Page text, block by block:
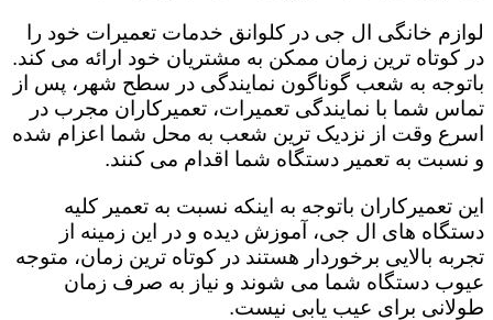
لوازم خانگی ال جی در کلوانق خدمات تعمیرات خود را
در کوتاه ترین زمان ممکن به مشتریان خود ارائه می کند.
باتوجه به شعب گوناگون نمایندگی در سطح شهر، پس از
تماس شما با نمایندگی تعمیرات، تعمیرکاران مجرب در
اسرع وقت از نزدیک ترین شعب به محل شما اعزام شده
و نسبت به تعمیر دستگاه شما اقدام می کنند.
این تعمیرکاران باتوجه به اینکه نسبت به تعمیر کلیه
دستگاه های ال جی، آموزش دیده و در این زمینه از
تجربه بالایی برخوردار هستند در کوتاه ترین زمان، متوجه
عیوب دستگاه شما می شوند و نیاز به صرف زمان
طولانی برای عیب یابی نیست.